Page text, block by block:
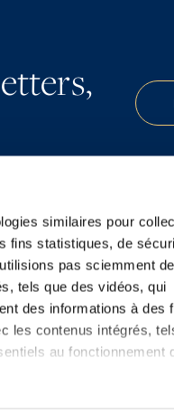
similaires pour
fins statistiques, de
pas sciemment de
tels que des vidéos, qui
des informations à des
les contenus intégrés,
au fonctionnement
Politique